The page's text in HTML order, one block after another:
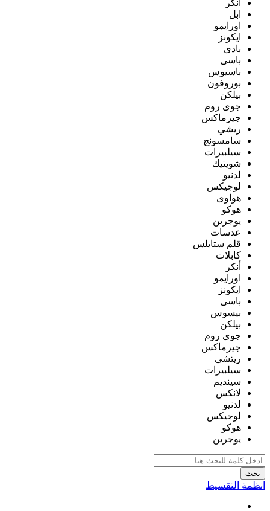
أنكر
ابل
اورايمو
ايكونز
بادى
باسى
باسيوس
بوروفون
بيلكن
جوى روم
جيرماكس
ريشي
سامسونج
سيلبيرات
شويتيك
لدنيو
لوجيكس
هواوى
هوكو
يوجرين
عدسات
قلم ستايلس
كابلات
أنكر
اورايمو
ايكونز
باسى
بيسوس
بيلكن
جوى روم
جيرماكس
ريتشى
سيلبيرات
سينديم
لانكس
لدنيو
لوجيكس
هوكو
يوجرين
بحث
انظمة التقسيط